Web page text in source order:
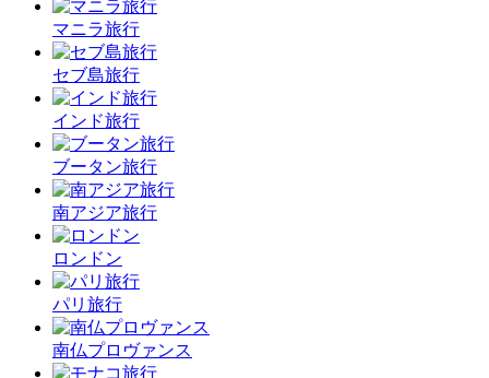
マニラ旅行
セブ島旅行
インド旅行
ブータン旅行
南アジア旅行
ロンドン
パリ旅行
南仏プロヴァンス